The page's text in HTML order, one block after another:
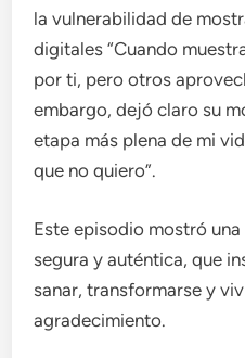
la vulnerabilidad de
digitales “Cuando
por ti, pero otros
embargo, dejó claro su
etapa más plena de mi
que no quiero”.
Este episodio mostró
segura y auténtica, que
sanar, transformarse y
agradecimiento.